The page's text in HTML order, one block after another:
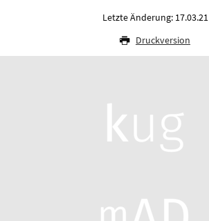
Letzte Änderung: 17.03.21
Druckversion